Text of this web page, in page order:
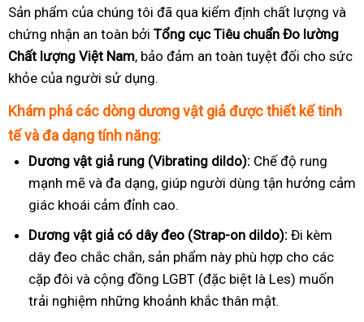
Sản phẩm của chúng tôi đã qua kiểm định chất lượng và
chứng nhận an toàn bởi Tổng cục Tiêu chuẩn Đo lường
Chất lượng Việt Nam, bảo đảm an toàn tuyệt đối cho sức
khỏe của người sử dụng.
Khám phá các dòng dương vật giả được thiết kế tinh
tế và đa dạng tính năng:
Dương vật giả rung (Vibrating dildo): Chế độ rung
mạnh mẽ và đa dạng, giúp người dùng tận hưởng cảm
giác khoái cảm đỉnh cao.
Dương vật giả có dây đeo (Strap-on dildo): Đi kèm
dây đeo chắc chắn, sản phẩm này phù hợp cho các
cặp đôi và cộng đồng LGBT (đặc biệt là Les) muốn
trải nghiệm những khoảnh khắc thân mật.